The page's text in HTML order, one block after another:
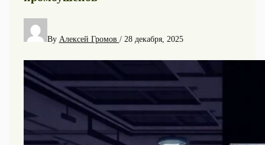
By Алексей Громов / 28 декабря, 2025